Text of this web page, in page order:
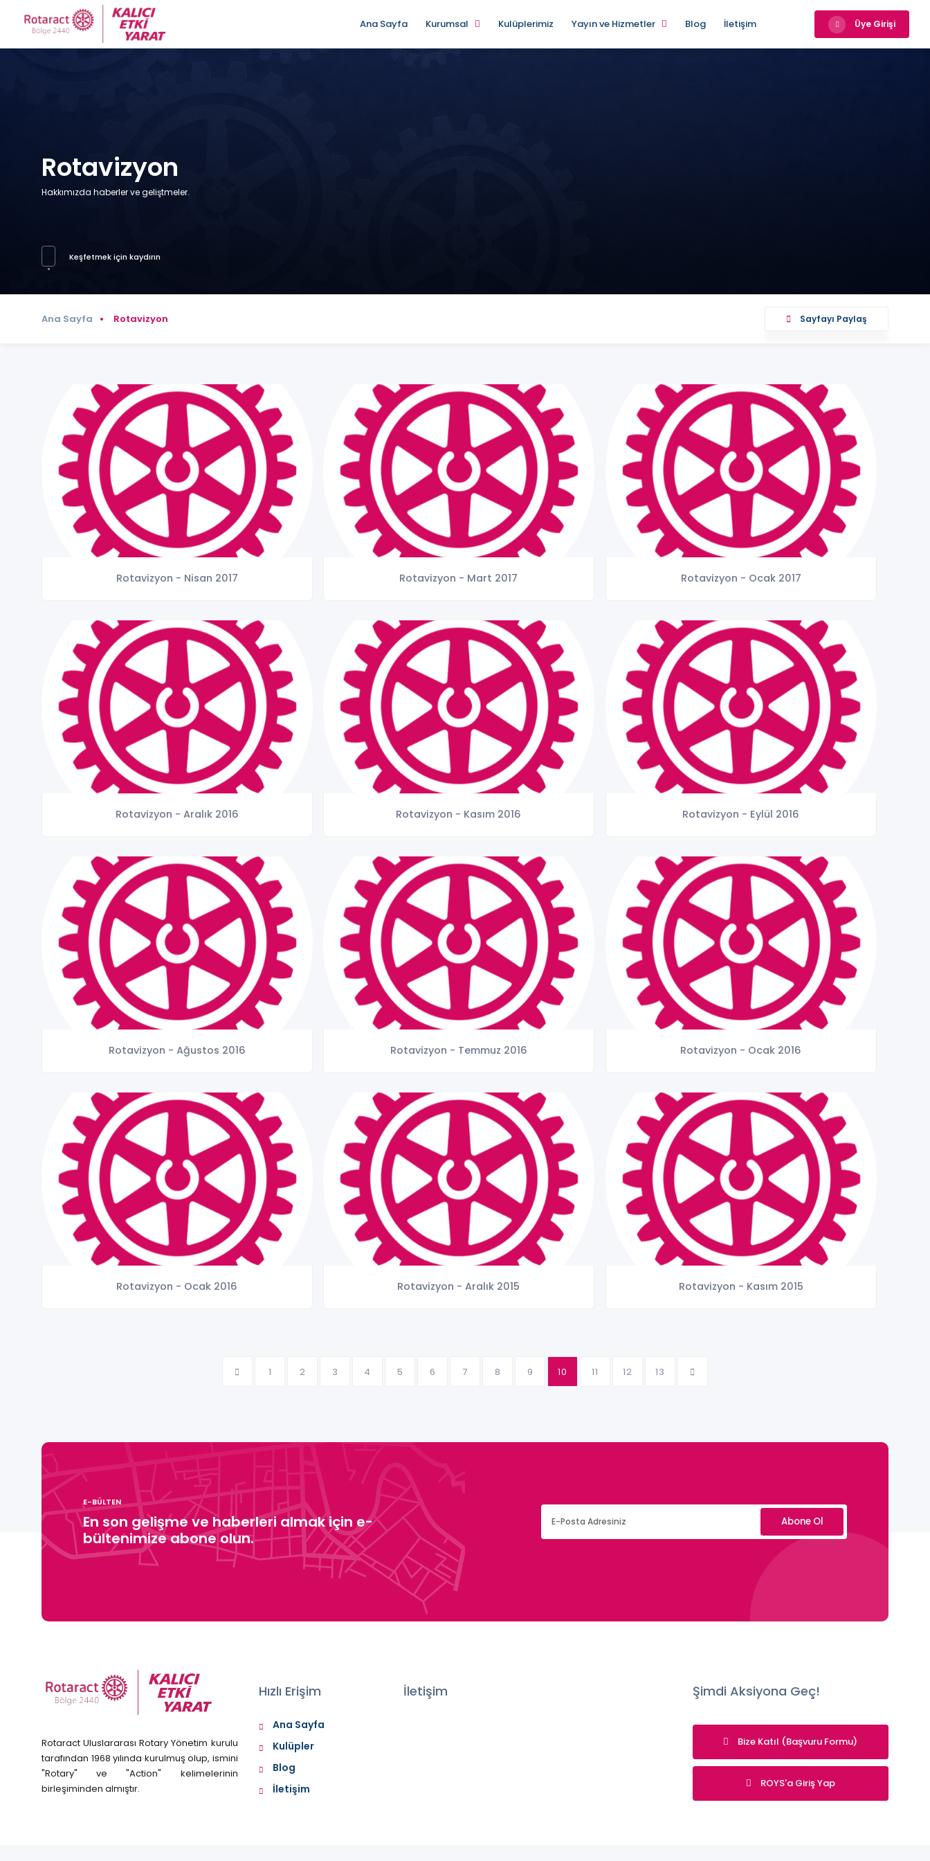
Üye Girişi
Ana Sayfa Kurumsal Kulüplerimiz Yayın ve Hizmetler Blog İletişim
Rotavizyon
Hakkımızda haberler ve geliştmeler.
Keşfetmek için kaydırın
Ana Sayfa Rotavizyon Sayfayı Paylaş
Rotavizyon - Nisan 2017 Rotavizyon - Mart 2017 Rotavizyon - Ocak 2017
Rotavizyon - Aralık 2016 Rotavizyon - Kasım 2016 Rotavizyon - Eylül 2016
Rotavizyon - Ağustos 2016 Rotavizyon - Temmuz 2016 Rotavizyon - Ocak 2016
Rotavizyon - Ocak 2016 Rotavizyon - Aralık 2015 Rotavizyon - Kasım 2015
1 2 3 4 5 6 7 8 9 10 11 12 13
E-BÜLTEN
En son gelişme ve haberleri almak için e-
bültenimize abone olun.
Abone Ol
Rotaract Uluslararası Rotary Yönetim kurulu
tarafından 1968 yılında kurulmuş olup, ismini
"Rotary" ve "Action" kelimelerinin
birleşiminden almıştır.
Hızlı Erişim
Ana Sayfa
Kulüpler
Blog
İletişim
İletişim Şimdi Aksiyona Geç!
Bize Katıl (Başvuru Formu)
ROYS'a Giriş Yap